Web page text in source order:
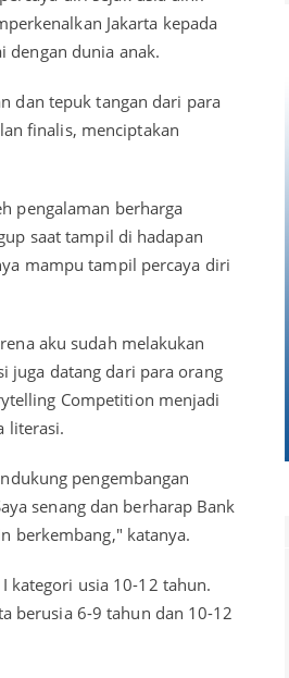
Jakarta kepada
dengan dunia anak.
dan tepuk tangan dari para
finalis, menciptakan
pengalaman berharga
saat tampil di hadapan
mampu tampil percaya diri
aku sudah melakukan
juga datang dari para orang
Competition menjadi
literasi.
pengembangan
senang dan berharap Bank
berkembang," katanya.
kategori usia 10-12 tahun.
berusia 6-9 tahun dan 10-12